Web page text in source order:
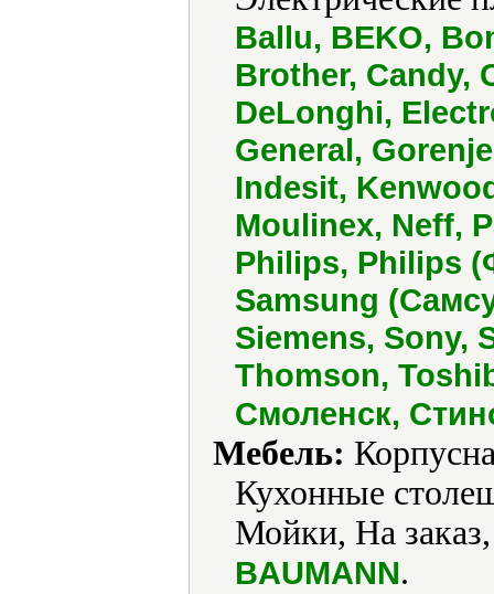
Ballu, BEKO,
Brother, Candy,
DeLonghi,
General,
Indesit,
Moulinex, Neff,
Philips, Philips
Samsung
Siemens, Sony,
Thomson,
Смоленск,
Мебель:
Кухонные
Мойки, На
BAUMANN.